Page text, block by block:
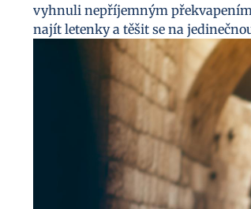
vyhnuli nepříjemným
najít letenky a těšit se na